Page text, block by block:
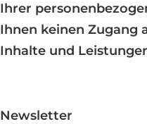
Ihrer
Ihnen keinen Zugang
Inhalte und
Newsletter